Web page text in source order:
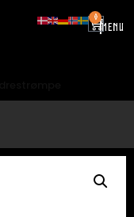
0
|MENU